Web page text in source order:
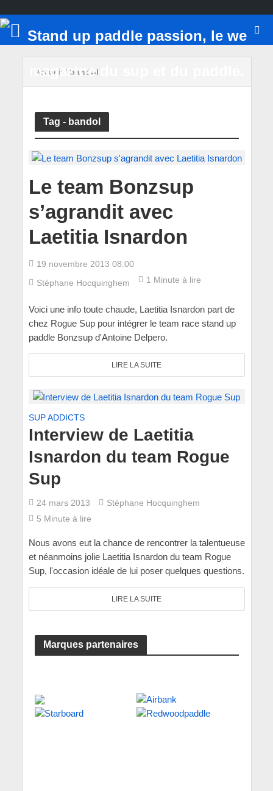
Accueil/ bandol
Tag - bandol
Le team Bonzsup
s’agrandit avec
Laetitia Isnardon
19 novembre 2013 08:00
Stéphane Hocquinghem
1 Minute à lire
Voici une info toute chaude, Laetitia Isnardon part de
chez Rogue Sup pour intégrer le team race stand up
paddle Bonzsup d'Antoine Delpero.
LIRE LA SUITE
SUP ADDICTS
Interview de Laetitia
Isnardon du team Rogue
Sup
24 mars 2013
Stéphane Hocquinghem
5 Minute à lire
Nous avons eut la chance de rencontrer la talentueuse
et néanmoins jolie Laetitia Isnardon du team Rogue
Sup, l'occasion idéale de lui poser quelques questions.
LIRE LA SUITE
Marques partenaires